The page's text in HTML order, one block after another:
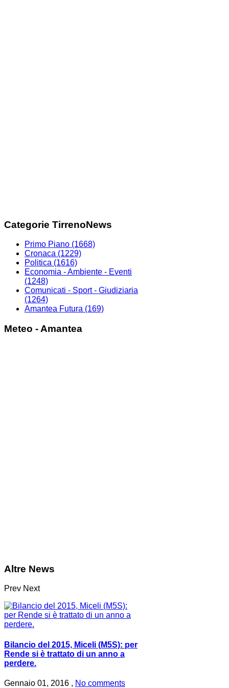
Categorie TirrenoNews
Primo Piano (1668)
Cronaca (1229)
Politica (1616)
Economia - Ambiente - Eventi
(1248)
Comunicati - Sport - Giudiziaria
(1264)
Amantea Futura (169)
Meteo - Amantea
Altre News
Prev Next
Bilancio del 2015, Miceli (M5S): per
Rende si è trattato di un anno a
perdere.
Gennaio 01, 2016 , No comments